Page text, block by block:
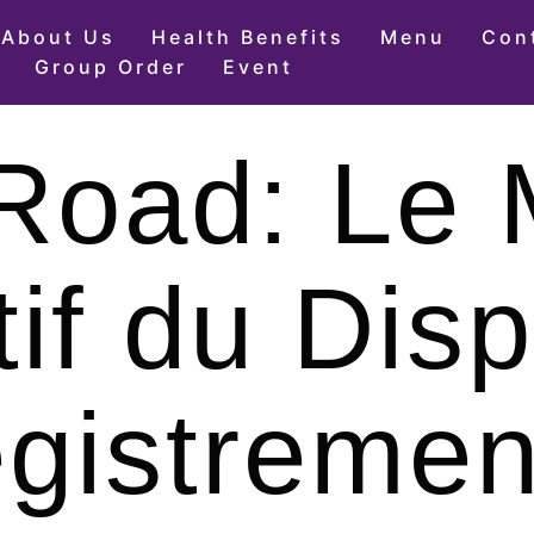
About Us Health Benefits Menu
Group Order
Event
Le
du